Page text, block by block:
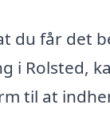
du får det
i Rolsted,
til at